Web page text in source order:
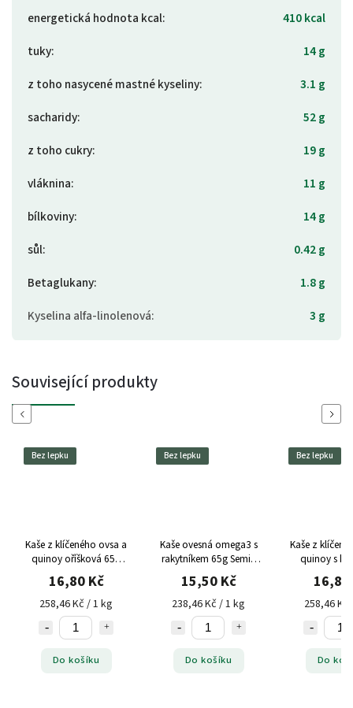
energetická hodnota kcal:
410 kcal
tuky:
14 g
z toho nasycené mastné kyseliny:
3.1 g
sacharidy:
52 g
z toho cukry:
19 g
vláknina:
11 g
bílkoviny:
14 g
sůl:
0.42 g
Betaglukany:
1.8 g
Kyselina alfa-linolenová: 3 g
Související produkty
Previous
Bez lepku
Kaše z klíčeného ovsa a
quinoy oříšková 65g
Semix bez lepku
16,80 Kč
258,46 Kč / 1 kg
Do košíku
Bez lepku
Kaše ovesná omega3 s
rakytníkem 65g Semix
bez lepku
15,50 Kč
238,46 Kč / 1 kg
Do košíku
Bez lepku
Kaše z
quinoy s
boby 65g
lepku
16,80
258,46
Do
Next